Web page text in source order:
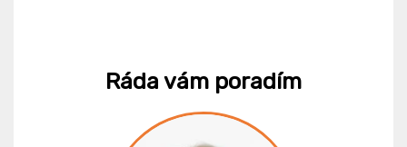
Ráda vám poradím